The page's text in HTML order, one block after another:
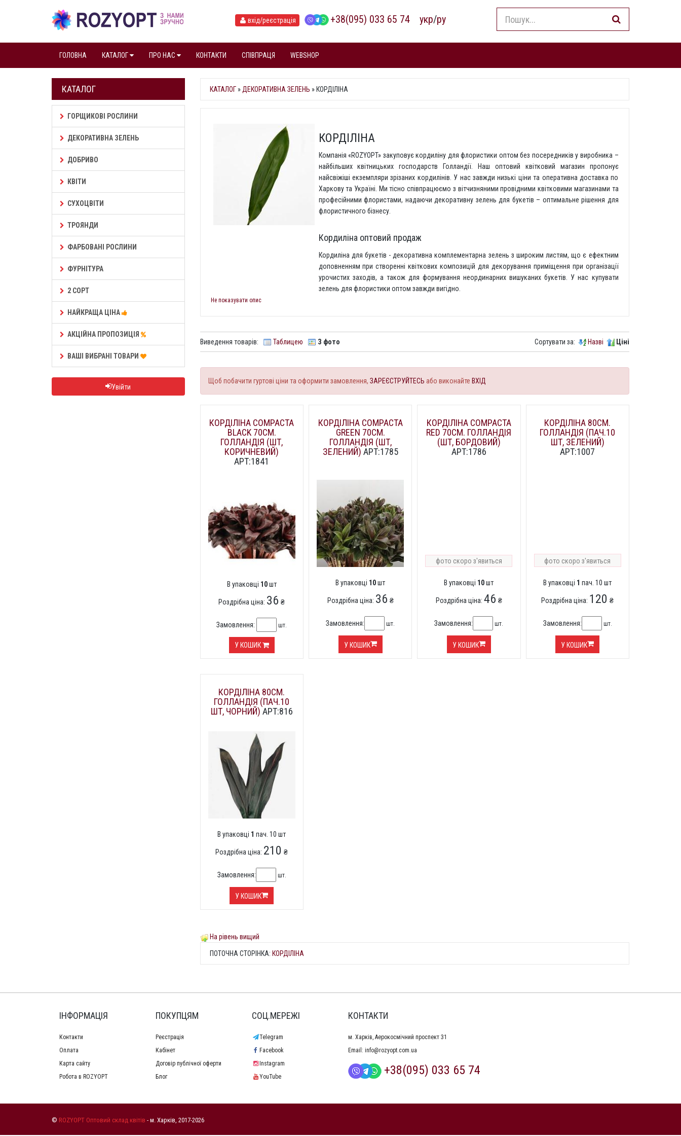
вхід/реєстрація +38(095) 033 65 74 укр/ру
ГОЛОВНА КАТАЛОГ ПРО НАС КОНТАКТИ СПІВПРАЦЯ WEBSHOP
КАТАЛОГ
ГОРЩИКОВІ РОСЛИНИ
ДЕКОРАТИВНА ЗЕЛЕНЬ
ДОБРИВО
КВІТИ
СУХОЦВІТИ
ТРОЯНДИ
ФАРБОВАНІ РОСЛИНИ
ФУРНІТУРА
2 СОРТ
НАЙКРАЩА ЦІНА
АКЦІЙНА ПРОПОЗИЦІЯ
ВАШІ ВИБРАНІ ТОВАРИ
Увійти
КАТАЛОГ» ДЕКОРАТИВНА ЗЕЛЕНЬ » КОРДІЛІНА
КОРДІЛІНА
Компанія «ROZYOPT» закуповує кордиліну для флористики оптом без посередників у виробника –
найбільших квітницьких господарств Голландії. Наш оптовий квітковий магазин пропонує
найсвіжіші екземпляри зрізаних кордилінів. У нас завжди низькі ціни та оперативна доставка по
Харкову та Україні. Ми тісно співпрацюємо з вітчизняними провідними квітковими магазинами та
професійними флористами, надаючи декоративну зелень для букетів – оптимальне рішення для
флористичного бізнесу.
Кордиліна оптовий продаж
Кордиліна для букетів - декоративна комплементарна зелень з широким листям, що є ефектним
доповненням при створенні квіткових композицій для декорування приміщення при організації
урочистих заходів, а також для формування неординарних вишуканих букетів. У нас купувати
зелень для флористики оптом завжди вигідно.
Не показувати опис
Виведення товарів: Таблицею З фото Сортувати за: Назві Ціні
Щоб побачити гуртові ціни та оформити замовлення, ЗАРЕЄСТРУЙТЕСЬ або виконайте ВХІД
КОРДІЛІНА COMPACTA
BLACK 70СМ.
ГОЛЛАНДІЯ (ШТ,
КОРИЧНЕВИЙ)
АРТ:1841
В упаковці 10шт
Роздрібна ціна: 36 ₴
Замовлення: шт.
У КОШИК
КОРДІЛІНА COMPACTA
GREEN 70СМ.
ГОЛЛАНДІЯ (ШТ,
ЗЕЛЕНИЙ) АРТ:1785
В упаковці 10шт
Роздрібна ціна: 36 ₴
Замовлення: шт.
У КОШИК
КОРДІЛІНА COMPACTA
RED 70СМ. ГОЛЛАНДІЯ
(ШТ, БОРДОВИЙ)
АРТ:1786
фото скоро з'явиться
В упаковці 10шт
Роздрібна ціна: 46 ₴
Замовлення: шт.
У КОШИК
КОРДІЛІНА 80СМ.
ГОЛЛАНДІЯ (ПАЧ.10
ШТ, ЗЕЛЕНИЙ)
АРТ:1007
фото скоро з'явиться
В упаковці 1 пач. 10 шт
Роздрібна ціна: 120 ₴
Замовлення: шт.
У КОШИК
КОРДІЛІНА 80СМ.
ГОЛЛАНДІЯ (ПАЧ.10
ШТ, ЧОРНИЙ) АРТ:816
В упаковці 1 пач. 10 шт
Роздрібна ціна: 210 ₴
Замовлення: шт.
У КОШИК
На рівень вищий
ПОТОЧНА СТОРІНКА: КОРДІЛІНА
ІНФОРМАЦІЯ
Контакти
Оплата
Карта сайту
Робота в ROZYOPT
ПОКУПЦЯМ
Реєстрація
Кабінет
Договір публічної оферти
Блог
СОЦ.МЕРЕЖІ
Telegram
Facebook
Instagram
YouTube
КОНТАКТИ
м. Харків, Аерокосмічний проспект 31
Email: info@rozyopt.com.ua
+38(095) 033 65 74
© ROZYOPT Оптовий склад квітів - м. Харків, 2017-2026